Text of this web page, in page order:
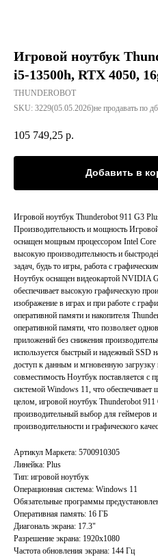
Игровой ноутбук
i5-13500h, RTX 4050,
THUNDEROBOT
SKU: 3229(05.05.2026)не продавать по
105 749,25 р.
Добавить в
Игровой ноутбук Thunderobot 911 G3
Производительность и мощность
оснащен мощным процессором Intel Core
высокую производительность и
задач, будь то игры, работа с
Ноутбук оснащен видеокартой NVIDIA
обеспечивает высокую графическую
изображение в играх и при работе с
оперативной памяти и накопителя
оперативной памяти, что позволяет
приложений без снижения
используется быстрый и надежный SSD
доступ к данным и мгновенную
совместимость Ноутбук поставляется с
системой Windows 11, что
целом, игровой ноутбук Thunderobot
производительный выбор для геймеров
производительности и графического
Артикул Маркета: 5700910305
Линейка: Plus
Тип: игровой ноутбук
Операционная система: Windows 11
Обязательные программы
Оперативная память: 16 ГБ
Диагональ экрана: 17.3"
Разрешение экрана: 1920x1080
Частота обновления экрана: 144 Гц
Главная
Акции
Преимущества
Отзывы
Каталог
Ноутбуки бу
Ноутбуки